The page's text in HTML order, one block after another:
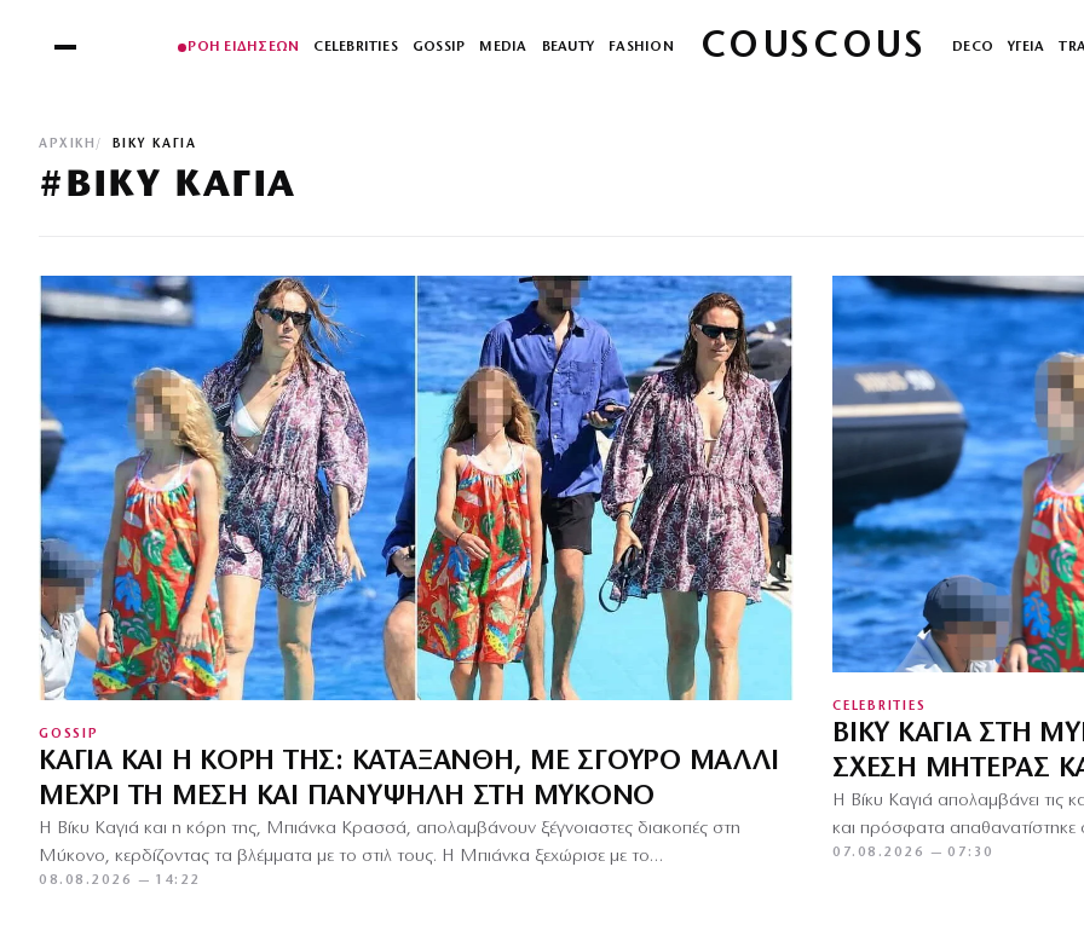
ΡΟΗ ΕΙΔΗΣΕΩΝ CELEBRITIES GOSSIP MEDIA BEAUTY FASHION COUSCOUS DECO ΥΓΕΙΑ
ΑΡΧΙΚΉ ΒΙΚΥ ΚΑΓΙΑ
#ΒΙΚΥ ΚΑΓΙΑ
GOSSIP
ΚΑΓΙΆ ΚΑΙ Η ΚΌΡΗ ΤΗΣ: ΚΑΤΆΞΑΝΘΗ, ΜΕ ΣΓΟΥΡΌ ΜΑΛΛΊ
ΜΈΧΡΙ ΤΗ ΜΈΣΗ ΚΑΙ ΠΑΝΎΨΗΛΗ ΣΤΗ ΜΎΚΟΝΟ
Η Βίκυ Καγιά και η κόρη της, Μπιάνκα Κρασσά, απολαμβάνουν ξέγνοιαστες διακοπές στη
Μύκονο, κερδίζοντας τα βλέμματα με το στιλ τους. Η Μπιάνκα ξεχώρισε με το…
08.08.2026 — 14:22
CELEBRITIES
ΒΊΚΥ ΚΑΓΙΆ ΣΤΗ
ΣΧΈΣΗ ΜΗΤΈΡΑΣ
Η Βίκυ Καγιά απολαμβάνει τις
και πρόσφατα
07.08.2026 — 07:30